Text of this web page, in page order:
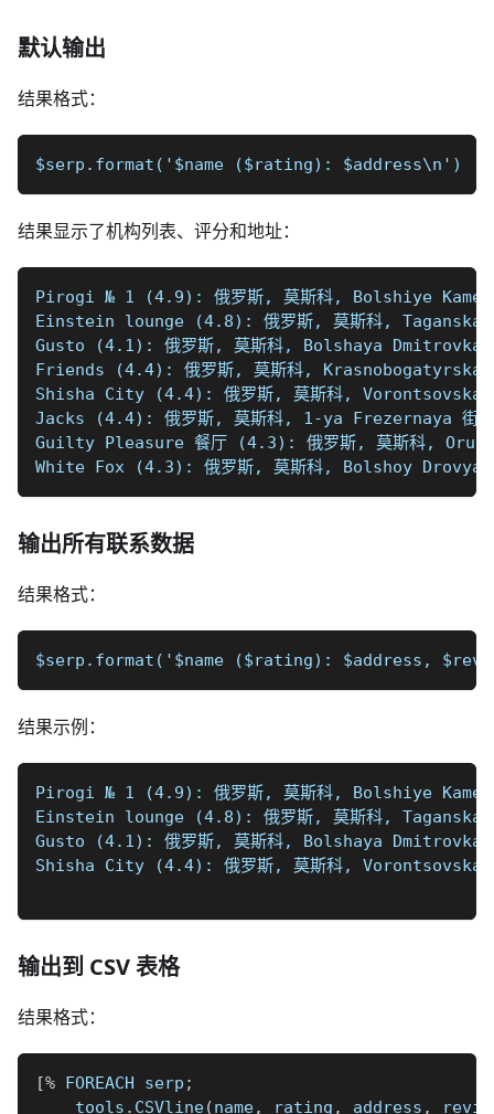
默认输出
结果格式：
$serp.format('$name ($rating): $address\n')
结果显示了机构列表、评分和地址：
Pirogi № 1 (4.9): 俄罗斯, 莫斯科, Bolshiye
Einstein lounge (4.8): 俄罗斯, 莫斯科,
Gusto (4.1): 俄罗斯, 莫斯科, Bolshaya Dmitrovka
Friends (4.4): 俄罗斯, 莫斯科,
Shisha City (4.4): 俄罗斯, 莫斯科,
Jacks (4.4): 俄罗斯, 莫斯科, 1-ya Frezernaya 街,
Guilty Pleasure 餐厅 (4.3): 俄罗斯, 莫斯科,
White Fox (4.3): 俄罗斯, 莫斯科, Bolshoy
输出所有联系数据
结果格式：
$serp.format('$name ($rating): $address,
结果示例：
Pirogi № 1 (4.9): 俄罗斯, 莫斯科, Bolshiye
Einstein lounge (4.8): 俄罗斯, 莫斯科,
Gusto (4.1): 俄罗斯, 莫斯科, Bolshaya
Shisha City (4.4): 俄罗斯, 莫斯科,
输出到 CSV 表格
结果格式：
[% FOREACH serp ;
    tools
. CSVline(name, rating , address ,